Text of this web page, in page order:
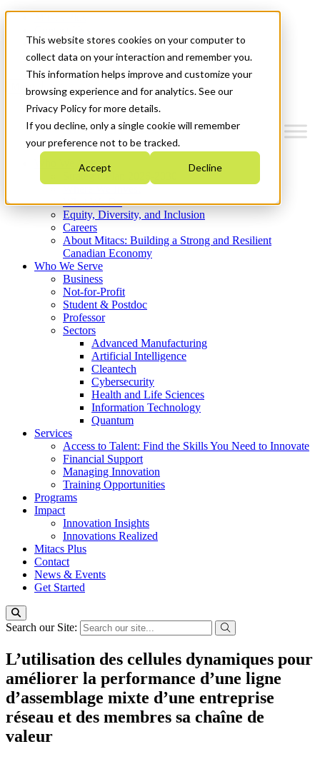
This website stores cookies on your computer to
collect data on your interaction and remember you.
This information helps improve and customize your
browsing experience and for analytics. See our
Privacy Policy for more details.
If you decline, only a single cookie will remember
your preference not to be tracked.
Accept Decline
News & Events
Get Started
Menu
Who We Are
Strategic Plan 2026-2030
What We Do
Equity, Diversity, and Inclusion
Careers
About Mitacs: Building a Strong and Resilient
Canadian Economy
Who We Serve
Business
Not-for-Profit
Student & Postdoc
Professor
Sectors
Advanced Manufacturing
Artificial Intelligence
Cleantech
Cybersecurity
Health and Life Sciences
Information Technology
Quantum
Services
Access to Talent: Find the Skills You Need to Innovate
Financial Support
Managing Innovation
Training Opportunities
Programs
Impact
Innovation Insights
Innovations Realized
Mitacs Plus
Contact
News & Events
Get Started
Search our Site:
L’utilisation des cellules dynamiques pour
améliorer la performance d’une ligne
d’assemblage mixte d’une entreprise
réseau et des membres sa chaîne de
valeur